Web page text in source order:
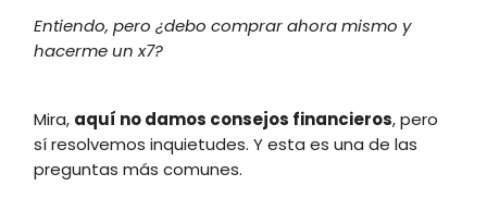
Entiendo, pero ¿debo comprar ahora mismo y
hacerme un x7?
Mira, aquí no damos consejos financieros, pero
sí resolvemos inquietudes. Y esta es una de las
preguntas más comunes.